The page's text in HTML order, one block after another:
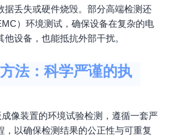
据丢失或硬件烧毁。部分高端检测还
）环境测试，确保设备在复杂的电
设备，也能抵抗外部干扰。
法：科学严谨的执
像装置的环境试验检测，遵循一套严
，以确保检测结果的公正性与可重复